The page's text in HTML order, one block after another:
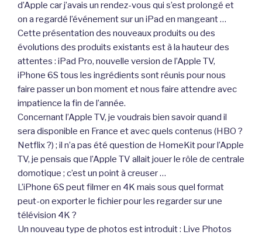
d’Apple car j’avais un rendez-vous qui s’est prolongé et
on a regardé l’événement sur un iPad en mangeant …
Cette présentation des nouveaux produits ou des
évolutions des produits existants est à la hauteur des
attentes : iPad Pro, nouvelle version de l’Apple TV,
iPhone 6S tous les ingrédients sont réunis pour nous
faire passer un bon moment et nous faire attendre avec
impatience la fin de l’année.
Concernant l’Apple TV, je voudrais bien savoir quand il
sera disponible en France et avec quels contenus (HBO ?
Netflix ?) ; il n’a pas été question de HomeKit pour l’Apple
TV, je pensais que l’Apple TV allait jouer le rôle de centrale
domotique ; c’est un point à creuser …
L’iPhone 6S peut filmer en 4K mais sous quel format
peut-on exporter le fichier pour les regarder sur une
télévision 4K ?
Un nouveau type de photos est introduit : Live Photos